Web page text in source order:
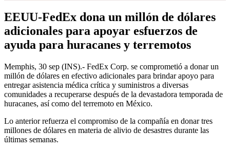
EEUU-FedEx dona un millón de dólares
adicionales para apoyar esfuerzos de
ayuda para huracanes y terremotos
Memphis, 30 sep (INS).- FedEx Corp. se comprometió a donar un
millón de dólares en efectivo adicionales para brindar apoyo para
entregar asistencia médica crítica y suministros a diversas
comunidades a recuperarse después de la devastadora temporada de
huracanes, así como del terremoto en México.
Lo anterior refuerza el compromiso de la compañía en donar tres
millones de dólares en materia de alivio de desastres durante las
últimas semanas.